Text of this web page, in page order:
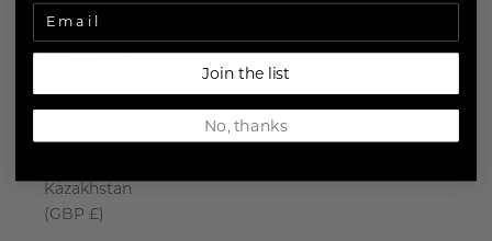
Japan (JPY ¥)
Kazakhstan
(GBP £)
Join the list
No, thanks